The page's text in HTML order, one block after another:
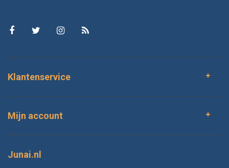
Klantenservice
Mijn account
Junai.nl